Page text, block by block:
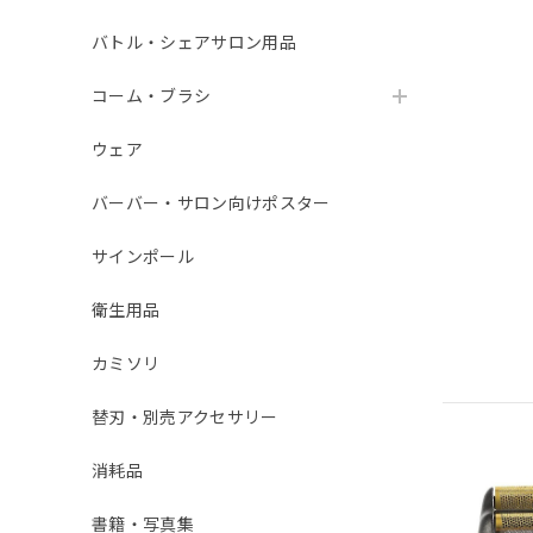
バトル・シェアサロン用品
コーム・ブラシ
ウェア
バーバー・サロン向けポスター
サインポール
衛生用品
カミソリ
替刃・別売アクセサリー
消耗品
書籍・写真集